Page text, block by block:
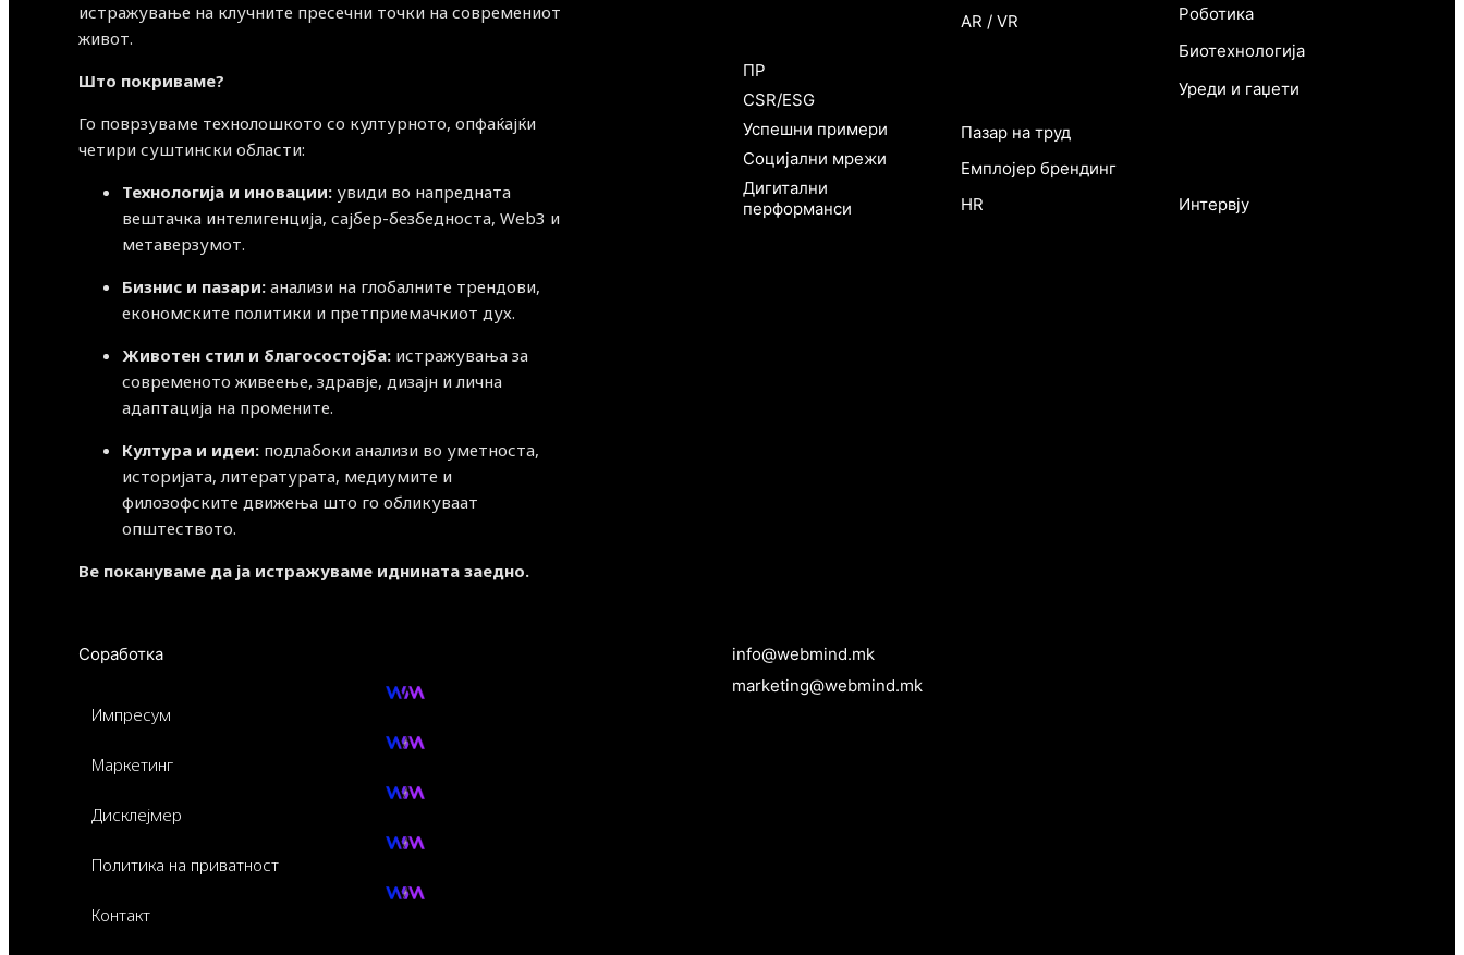
истражување на клучните пресечни точки на современиот
живот.
Што покриваме?
Го поврзуваме технолошкото со културното, опфаќајќи
четири суштински области:
Технологија и иновации: увиди во напредната
вештачка интелигенција, сајбер-безбедноста, Web3 и
метаверзумот.
Бизнис и пазари: анализи на глобалните трендови,
економските политики и претприемачкиот дух.
Животен стил и благосостојба: истражувања за
современото живеење, здравје, дизајн и лична
адаптација на промените.
Култура и идеи: подлабоки анализи во уметноста,
историјата, литературата, медиумите и
филозофските движења што го обликуваат
општеството.
Ве покануваме да ја истражуваме иднината заедно.
ПР
CSR/ESG
Успешни примери
Социјални мрежи
Дигитални
перформанси
AR / VR
Пазар на труд
Емплојер брендинг
HR
Роботика
Биотехнологија
Уреди и гаџети
Интервју
Соработка
Импресум
Маркетинг
Дисклејмер
Политика на приватност
Контакт
info@webmind.mk
marketing@webmind.mk